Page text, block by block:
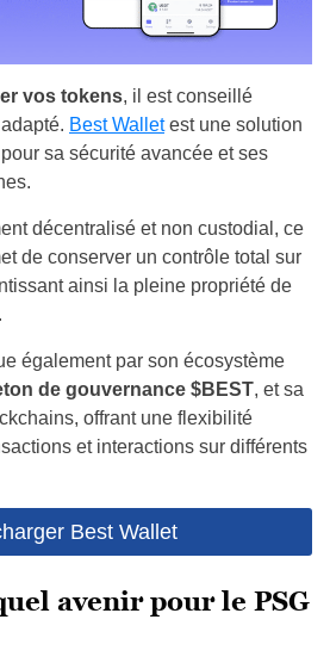
vos tokens, il est conseillé
Best Walletest une solution
sa sécurité avancée et ses
décentralisé et non custodial, ce
de conserver un contrôle total sur
ainsi la pleine propriété de
également par son écosystème
de gouvernance $BEST, et sa
offrant une flexibilité
et interactions sur différents
Best Wallet
avenir pour le PSG